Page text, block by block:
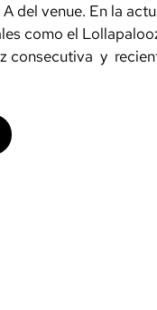
del venue. En la
como el
consecutiva y